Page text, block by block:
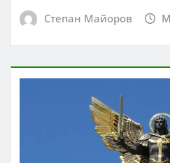
Степан Майоров